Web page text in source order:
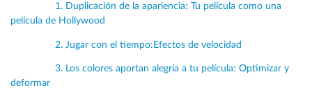
1. Duplicación de la apariencia: Tu película como una
película de Hollywood
2. Jugar con el tiempo:Efectos de velocidad
3. Los colores aportan alegría a tu película: Optimizar y
deformar